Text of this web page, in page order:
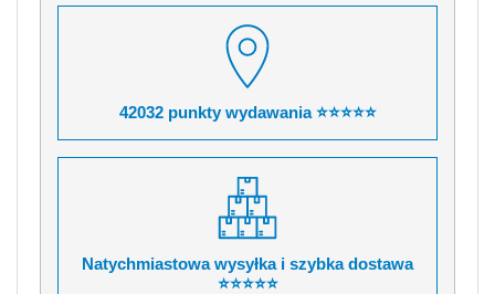
42032 punkty wydawania ⭐⭐⭐⭐⭐
Natychmiastowa wysyłka i szybka dostawa
⭐⭐⭐⭐⭐